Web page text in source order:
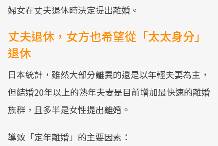
婦女在丈夫退休時決定提出離婚。
丈夫退休，女方也希望從「太太身分」
退休
日本統計，雖然大部分離異的還是以年輕夫妻為主，
但結婚20年以上的熟年夫妻是目前增加最快速的離婚
族群，且多半是女性提出離婚。
導致「定年離婚」的主要因素：